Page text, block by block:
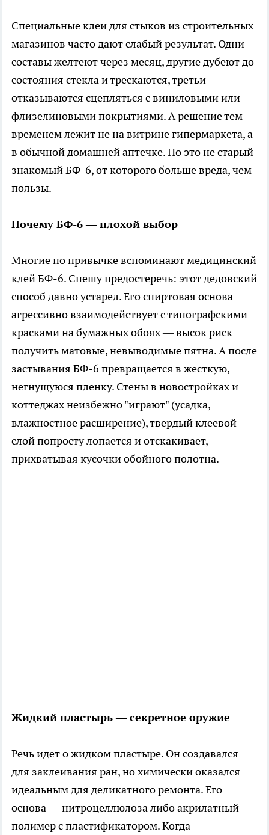
Специальные клеи для стыков из строительных
магазинов часто дают слабый результат. Одни
составы желтеют через месяц, другие дубеют до
состояния стекла и трескаются, третьи
отказываются сцепляться с виниловыми или
флизелиновыми покрытиями. А решение тем
временем лежит не на витрине гипермаркета, а
в обычной домашней аптечке. Но это не старый
знакомый БФ-6, от которого больше вреда, чем
пользы.
Почему БФ-6 — плохой выбор
Многие по привычке вспоминают медицинский
клей БФ-6. Спешу предостеречь: этот дедовский
способ давно устарел. Его спиртовая основа
агрессивно взаимодействует с типографскими
красками на бумажных обоях — высок риск
получить матовые, невыводимые пятна. А после
застывания БФ-6 превращается в жесткую,
негнущуюся пленку. Стены в новостройках и
коттеджах неизбежно "играют" (усадка,
влажностное расширение), твердый клеевой
слой попросту лопается и отскакивает,
прихватывая кусочки обойного полотна.
Жидкий пластырь — секретное оружие
Речь идет о жидком пластыре. Он создавался
для заклеивания ран, но химически оказался
идеальным для деликатного ремонта. Его
основа — нитроцеллюлоза либо акрилатный
полимер с пластификатором. Когда